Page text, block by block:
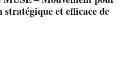
et efficace de